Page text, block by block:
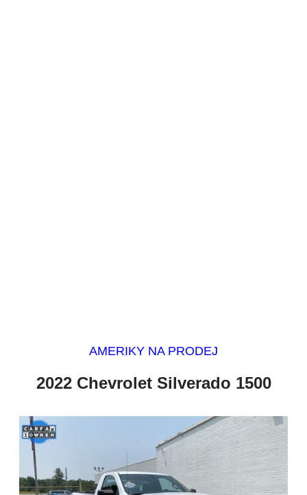
AMERIKY NA PRODEJ
2022 Chevrolet Silverado 1500